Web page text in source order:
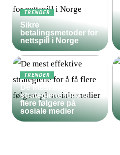
TRENDER
Sikre
betalingsmetoder for
nettspill i Norge
TRENDER
De mest effektive
strategiene for å få
flere følgere på
sosiale medier